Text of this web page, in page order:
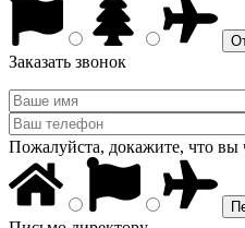
Заказать звонок
Пожалуйста, докажите, что вы